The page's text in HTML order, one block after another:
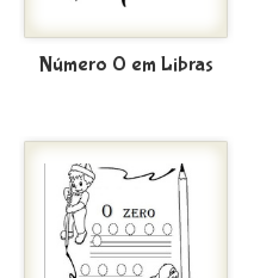
Número 0 em Libras